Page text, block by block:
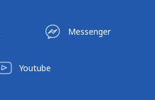
Messenger
Youtube